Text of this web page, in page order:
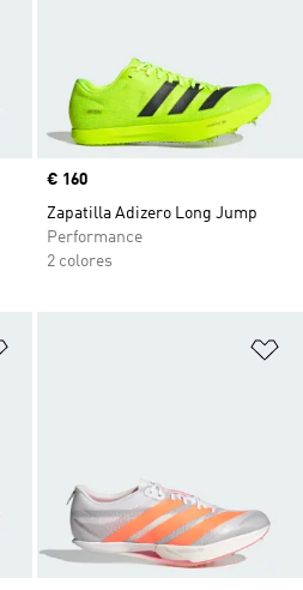
Precio
€ 160
Zapatilla Adizero Long Jump
Performance
2 colores